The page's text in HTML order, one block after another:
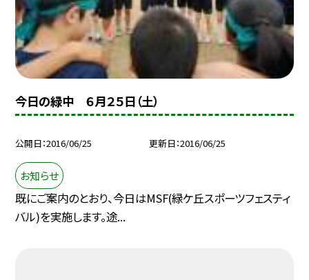
今日の緑中 ６月２５日（土）
公開日 2016/06/25 更新日 2016/06/25
お知らせ
既にご案内のとおり、今日はMSF(緑ケ丘スポーツフェスティ
バル)を実施します。途...